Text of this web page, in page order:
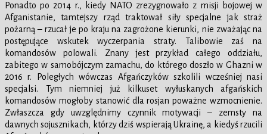
Ponadto po 2014 r., kiedy NATO zrezygnowało z misji bojowej w
Afganistanie, tamtejszy rząd traktował siły specjalne jak straż
pożarną – rzucał je po kraju na zagrożone kierunki, nie zważając na
postępujące wskutek wyczerpania straty. Talibowie zaś na
komandosów polowali. Znany jest przykład całego oddziału,
zabitego w samobójczym zamachu, do którego doszło w Ghazni w
2016 r. Poległych wówczas Afgańczyków szkolili wcześniej nasi
specjalsi. Tym niemniej już kilkuset wyłuskanych afgańskich
komandosów mogłoby stanowić dla rosjan poważne wzmocnienie.
Zwłaszcza gdy uwzględnimy czynnik motywacji – zemsty na
dawnych sojusznikach, którzy dziś wspierają Ukrainę, a kiedyś rzucili